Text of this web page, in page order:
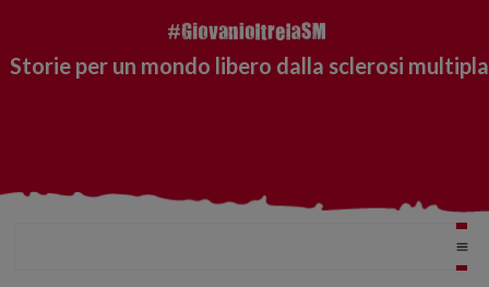
Storie per un mondo libero dalla sclerosi multipla